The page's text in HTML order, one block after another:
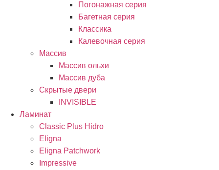
Погонажная серия
Багетная серия
Классика
Калевочная серия
Массив
Массив ольхи
Массив дуба
Скрытые двери
INVISIBLE
Ламинат
Classic Plus Hidro
Eligna
Eligna Patchwork
Impressive